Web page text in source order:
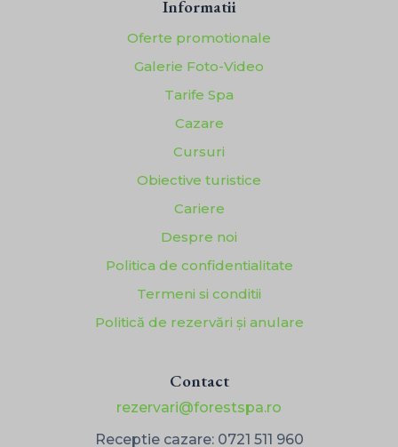
Informatii
Oferte promotionale
Galerie Foto-Video
Tarife Spa
Cazare
Cursuri
Obiective turistice
Cariere
Despre noi
Politica de confidentialitate
Termeni si conditii
Politică de rezervări și anulare
Contact
rezervari@forestspa.ro
Receptie cazare: 0721 511 960